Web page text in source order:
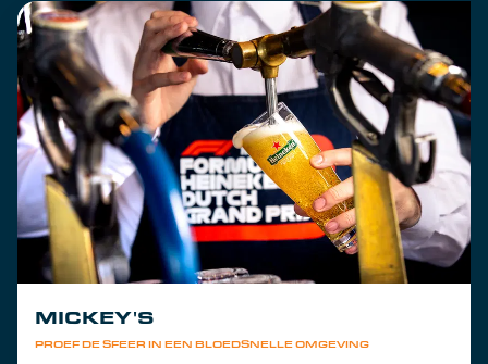
PROEF DE SFEER IN EEN BLOEDSNELLE OMGEVING
MICKEY'S